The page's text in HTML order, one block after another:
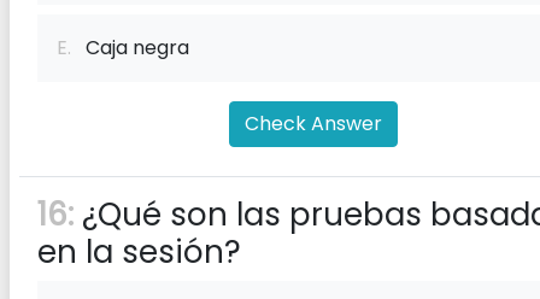
E. Caja negra
Check Answer
16: ¿Qué son las pruebas
en la sesión?